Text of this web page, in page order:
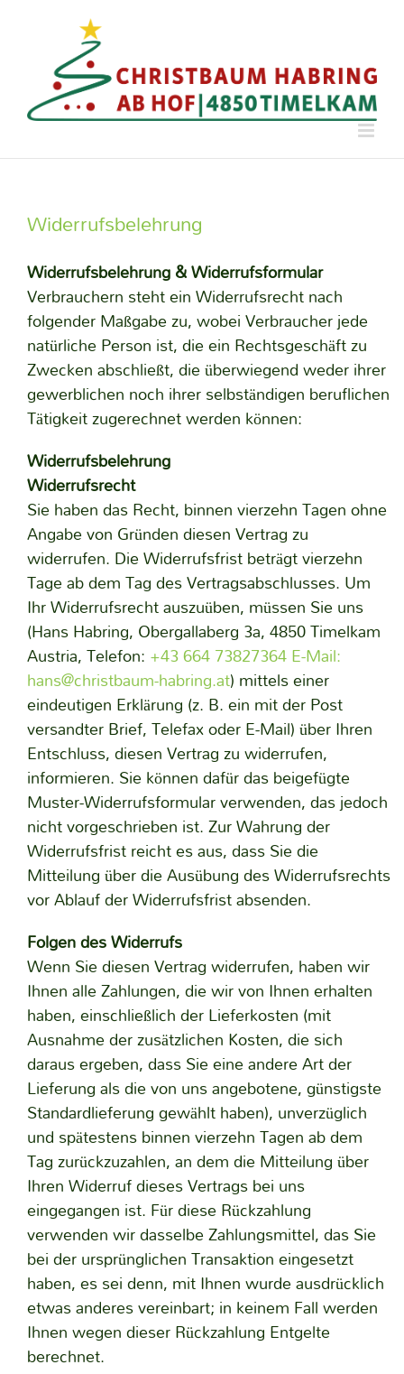
springen
Widerrufsbelehrung
Widerrufsbelehrung & Widerrufsformular
Verbrauchern steht ein Widerrufsrecht nach
folgender Maßgabe zu, wobei Verbraucher jede
natürliche Person ist, die ein Rechtsgeschäft zu
Zwecken abschließt, die überwiegend weder ihrer
gewerblichen noch ihrer selbständigen beruflichen
Tätigkeit zugerechnet werden können:
Widerrufsbelehrung
Widerrufsrecht
Sie haben das Recht, binnen vierzehn Tagen ohne
Angabe von Gründen diesen Vertrag zu
widerrufen. Die Widerrufsfrist beträgt vierzehn
Tage ab dem Tag des Vertragsabschlusses. Um
Ihr Widerrufsrecht auszuüben, müssen Sie uns
(Hans Habring, Obergallaberg 3a, 4850 Timelkam
Austria, Telefon:+43 664 73827364E-Mail:
hans@christbaum-habring.at) mittels einer
eindeutigen Erklärung (z. B. ein mit der Post
versandter Brief, Telefax oder E-Mail) über Ihren
Entschluss, diesen Vertrag zu widerrufen,
informieren. Sie können dafür das beigefügte
Muster-Widerrufsformular verwenden, das jedoch
nicht vorgeschrieben ist. Zur Wahrung der
Widerrufsfrist reicht es aus, dass Sie die
Mitteilung über die Ausübung des Widerrufsrechts
vor Ablauf der Widerrufsfrist absenden.
Folgen des Widerrufs
Wenn Sie diesen Vertrag widerrufen, haben wir
Ihnen alle Zahlungen, die wir von Ihnen erhalten
haben, einschließlich der Lieferkosten (mit
Ausnahme der zusätzlichen Kosten, die sich
daraus ergeben, dass Sie eine andere Art der
Lieferung als die von uns angebotene, günstigste
Standardlieferung gewählt haben), unverzüglich
und spätestens binnen vierzehn Tagen ab dem
Tag zurückzuzahlen, an dem die Mitteilung über
Ihren Widerruf dieses Vertrags bei uns
eingegangen ist. Für diese Rückzahlung
verwenden wir dasselbe Zahlungsmittel, das Sie
bei der ursprünglichen Transaktion eingesetzt
haben, es sei denn, mit Ihnen wurde ausdrücklich
etwas anderes vereinbart; in keinem Fall werden
Ihnen wegen dieser Rückzahlung Entgelte
berechnet.